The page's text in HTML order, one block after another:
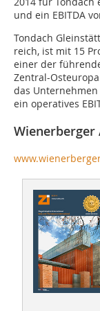
und ein E­BITDA
Tondach
reich, ist mit 15
einer der
Zentral-
das Unternehmen
ein operatives
Wienerberger